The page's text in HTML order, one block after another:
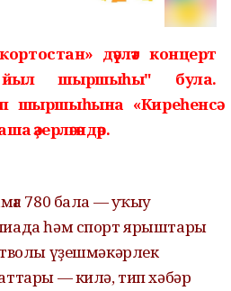
дәүләт концерт
шыршыһы" була.
шыршыһына «Киреһенсә
әҙерләгәндәр.
780 бала — уҡыу
һәм спорт ярыштары
үҙешмәкәрлек
— килә, тип хәбәр